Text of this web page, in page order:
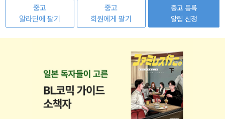
중고
알라딘에 팔기
중고
회원에게 팔기
중고 등록
알림 신청